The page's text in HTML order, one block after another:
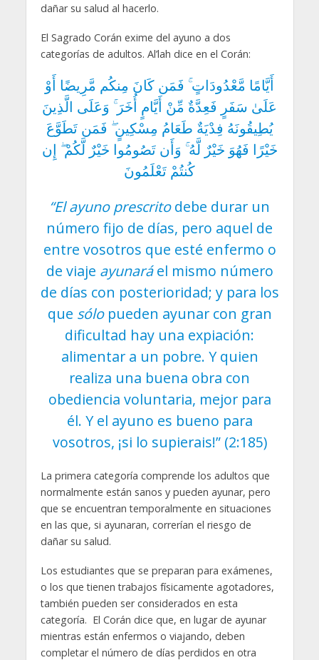
dañar su salud al hacerlo.
El Sagrado Corán exime del ayuno a dos
categorías de adultos. Al’lah dice en el Corán:
أَيَّامًا مَّعْدُودَاتٍ ۚ فَمَن كَانَ مِنكُم مَّرِيضًا أَوْ
عَلَىٰ سَفَرٍ فَعِدَّةٌ مِّنْ أَيَّامٍ أُخَرَ ۚ وَعَلَى الَّذِينَ
يُطِيقُونَهُ فِدْيَةٌ طَعَامُ مِسْكِينٍ ۖ فَمَن تَطَوَّعَ
خَيْرًا فَهُوَ خَيْرٌ لَّهُ ۚ وَأَن تَصُومُوا خَيْرٌ لَّكُمْ ۖ إِن
كُنتُمْ تَعْلَمُونَ
“El ayuno prescritodebe durar un
número fijo de días, pero aquel de
entre vosotros que esté enfermo o
de viaje ayunaráel mismo número
de días con posterioridad; y para los
que sólopueden ayunar con gran
dificultad hay una expiación:
alimentar a un pobre. Y quien
realiza una buena obra con
obediencia voluntaria, mejor para
él. Y el ayuno es bueno para
vosotros, ¡si lo supierais!” (2:185)
La primera categoría comprende los adultos que
normalmente están sanos y pueden ayunar, pero
que se encuentran temporalmente en situaciones
en las que, si ayunaran, correrían el riesgo de
dañar su salud.
Los estudiantes que se preparan para exámenes,
o los que tienen trabajos físicamente agotadores,
también pueden ser considerados en esta
categoría. El Corán dice que, en lugar de ayunar
mientras están enfermos o viajando, deben
completar el número de días perdidos en otra